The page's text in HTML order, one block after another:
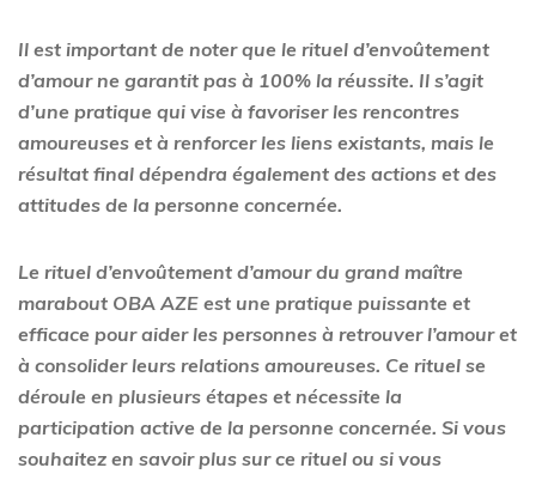
Il est important de noter que le rituel d’envoûtement
d’amour ne garantit pas à 100% la réussite. Il s’agit
d’une pratique qui vise à favoriser les rencontres
amoureuses et à renforcer les liens existants, mais le
résultat final dépendra également des actions et des
attitudes de la personne concernée.
Le rituel d’envoûtement d’amour du grand maître
marabout OBA AZE est une pratique puissante et
efficace pour aider les personnes à retrouver l’amour et
à consolider leurs relations amoureuses. Ce rituel se
déroule en plusieurs étapes et nécessite la
participation active de la personne concernée. Si vous
souhaitez en savoir plus sur ce rituel ou si vous